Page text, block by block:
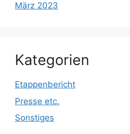
März 2023
Kategorien
Etappenbericht
Presse etc.
Sonstiges